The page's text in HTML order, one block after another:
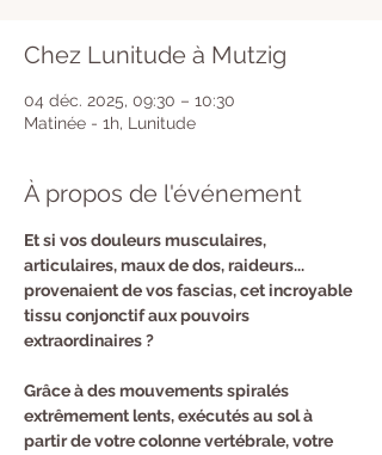
Chez Lunitude à Mutzig
04 déc. 2025, 09:30 – 10:30
Matinée - 1h, Lunitude
À propos de l'événement
​Et si vos douleurs musculaires,
articulaires, maux de dos, raideurs...
provenaient de vos fascias, cet incroyable
tissu conjonctif aux pouvoirs
extraordinaires ?
Grâce à des mouvements spiralés
extrêmement lents, exécutés au sol à
partir de votre colonne vertébrale, votre